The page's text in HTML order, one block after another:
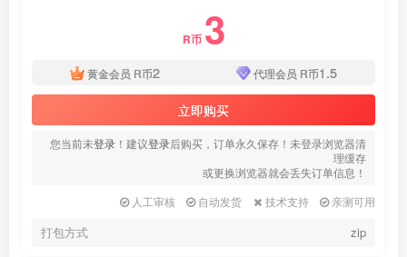
R币 3
黄金会员 R币2 代理会员 R币1.5
立即购买
您当前未登录 ！建议登录后购买，订单永久保存！未登录浏览器清
理缓存
或更换浏览器就会丢失订单信息！
人工审核
自动发货 技术支持 亲测可用
打包方式 zip